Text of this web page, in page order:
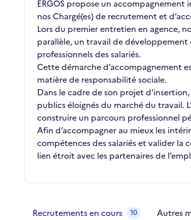
ERGOS propose un
nos Chargé(es) de recrutement et
Lors du premier entretien en agence,
parallèle, un travail de
professionnels des salariés.
Cette démarche d’accompagnement
matière de responsabilité sociale.
Dans le cadre de son projet
publics éloignés du marché du travail.
construire un parcours professionnel
Afin d’accompagner au mieux les
compétences des salariés et valider la
lien étroit avec les partenaires de
Métiers de la structure
Recrutements en cours 10 Autres